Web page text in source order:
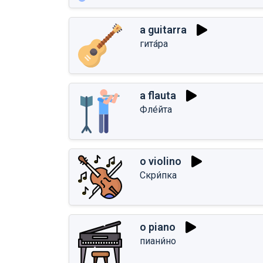
a guitarra
гита́ра
a flauta
Фле́йта
o violino
Скри́пка
o piano
пиани́но